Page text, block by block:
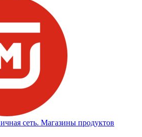
сеть. Магазины продуктов